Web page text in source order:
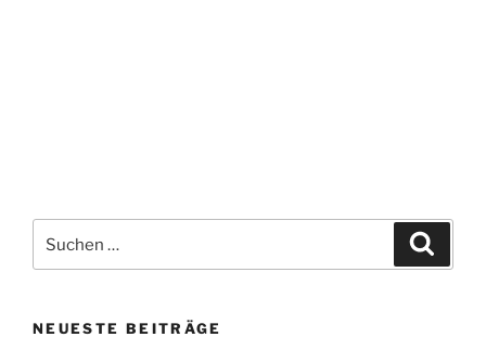
nach:
NEUESTE BEITRÄGE